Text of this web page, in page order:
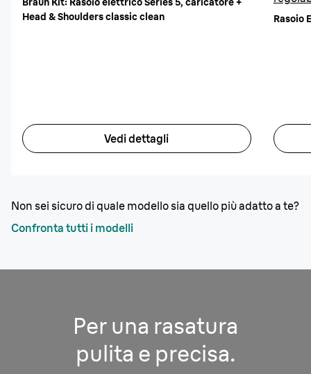
Head & Shoulders classic clean
Vedi dettagli
Rasoio
Non sei sicuro di quale modello sia quello più adatto a te?
Confronta tutti i modelli
Per una rasatura
pulita e precisa.